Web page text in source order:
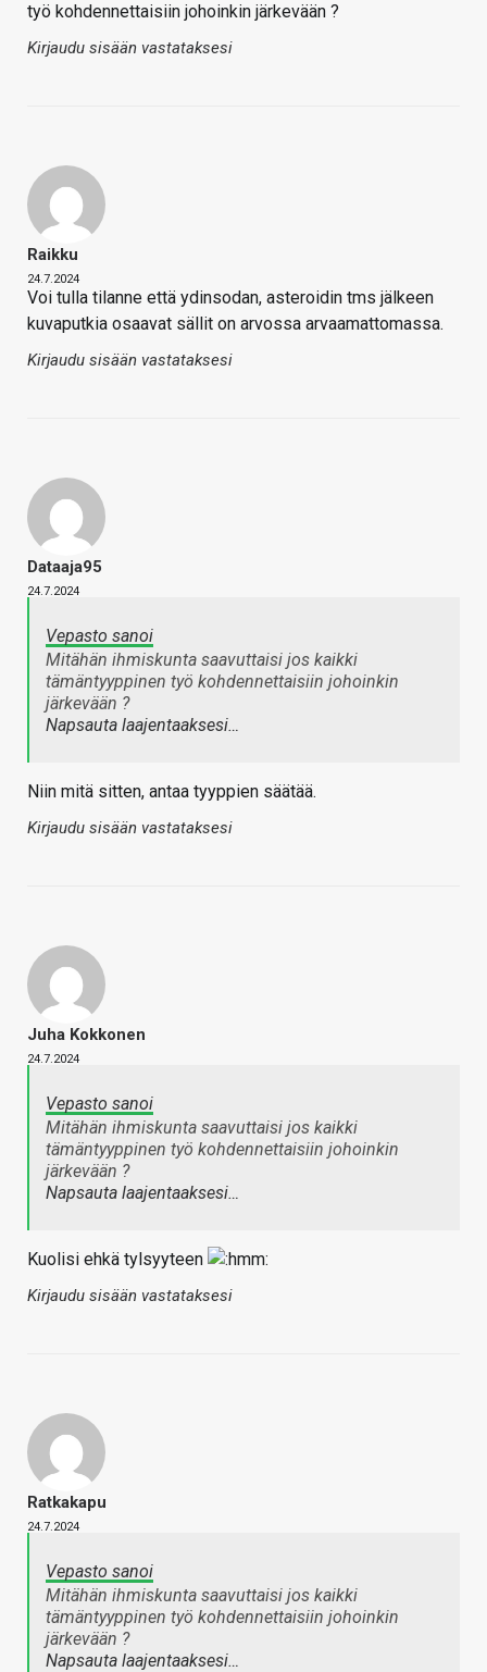
työ kohdennettaisiin johoinkin järkevään ?
Kirjaudu sisään vastataksesi
Raikku
24.7.2024
Voi tulla tilanne että ydinsodan, asteroidin tms jälkeen
kuvaputkia osaavat sällit on arvossa arvaamattomassa.
Kirjaudu sisään vastataksesi
Dataaja95
24.7.2024
Vepasto sanoi
Mitähän ihmiskunta saavuttaisi jos kaikki
tämäntyyppinen työ kohdennettaisiin johoinkin
järkevään ?
Napsauta laajentaaksesi…
Niin mitä sitten, antaa tyyppien säätää.
Kirjaudu sisään vastataksesi
Juha Kokkonen
24.7.2024
Vepasto sanoi
Mitähän ihmiskunta saavuttaisi jos kaikki
tämäntyyppinen työ kohdennettaisiin johoinkin
järkevään ?
Napsauta laajentaaksesi…
Kuolisi ehkä tylsyyteen
Kirjaudu sisään vastataksesi
Ratkakapu
24.7.2024
Vepasto sanoi
Mitähän ihmiskunta saavuttaisi jos kaikki
tämäntyyppinen työ kohdennettaisiin johoinkin
järkevään ?
Napsauta laajentaaksesi…